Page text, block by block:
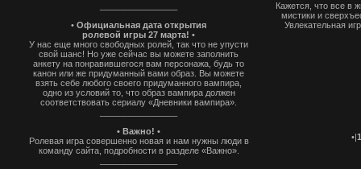
• Официальная дата открытия
ролевой игры 27 марта! •
У нас еще много свободных ролей, так что не упусти
свой шанс! Но уже сейчас вы можете заполнить
анкету на понравившегося вам персонажа, будь то
канон или же придуманный вами образ. Вы можете
взять себе любого своего придуманного вампира,
одно из условий то, что образ вампира должен
соответствовать сериалу «Дневники вампира».
• Важно! •
Ролевая игра совершенно новая и нам нужны люди в
команду сайта, подробности в разделе «Важно».
Кажется, что все в
мистики и
Увлекательная
•|